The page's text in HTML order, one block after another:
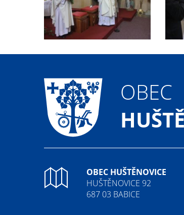
OBEC
OBEC HUŠTĚNOVICE
HUŠTĚNOVICE 92
687 03 BABICE